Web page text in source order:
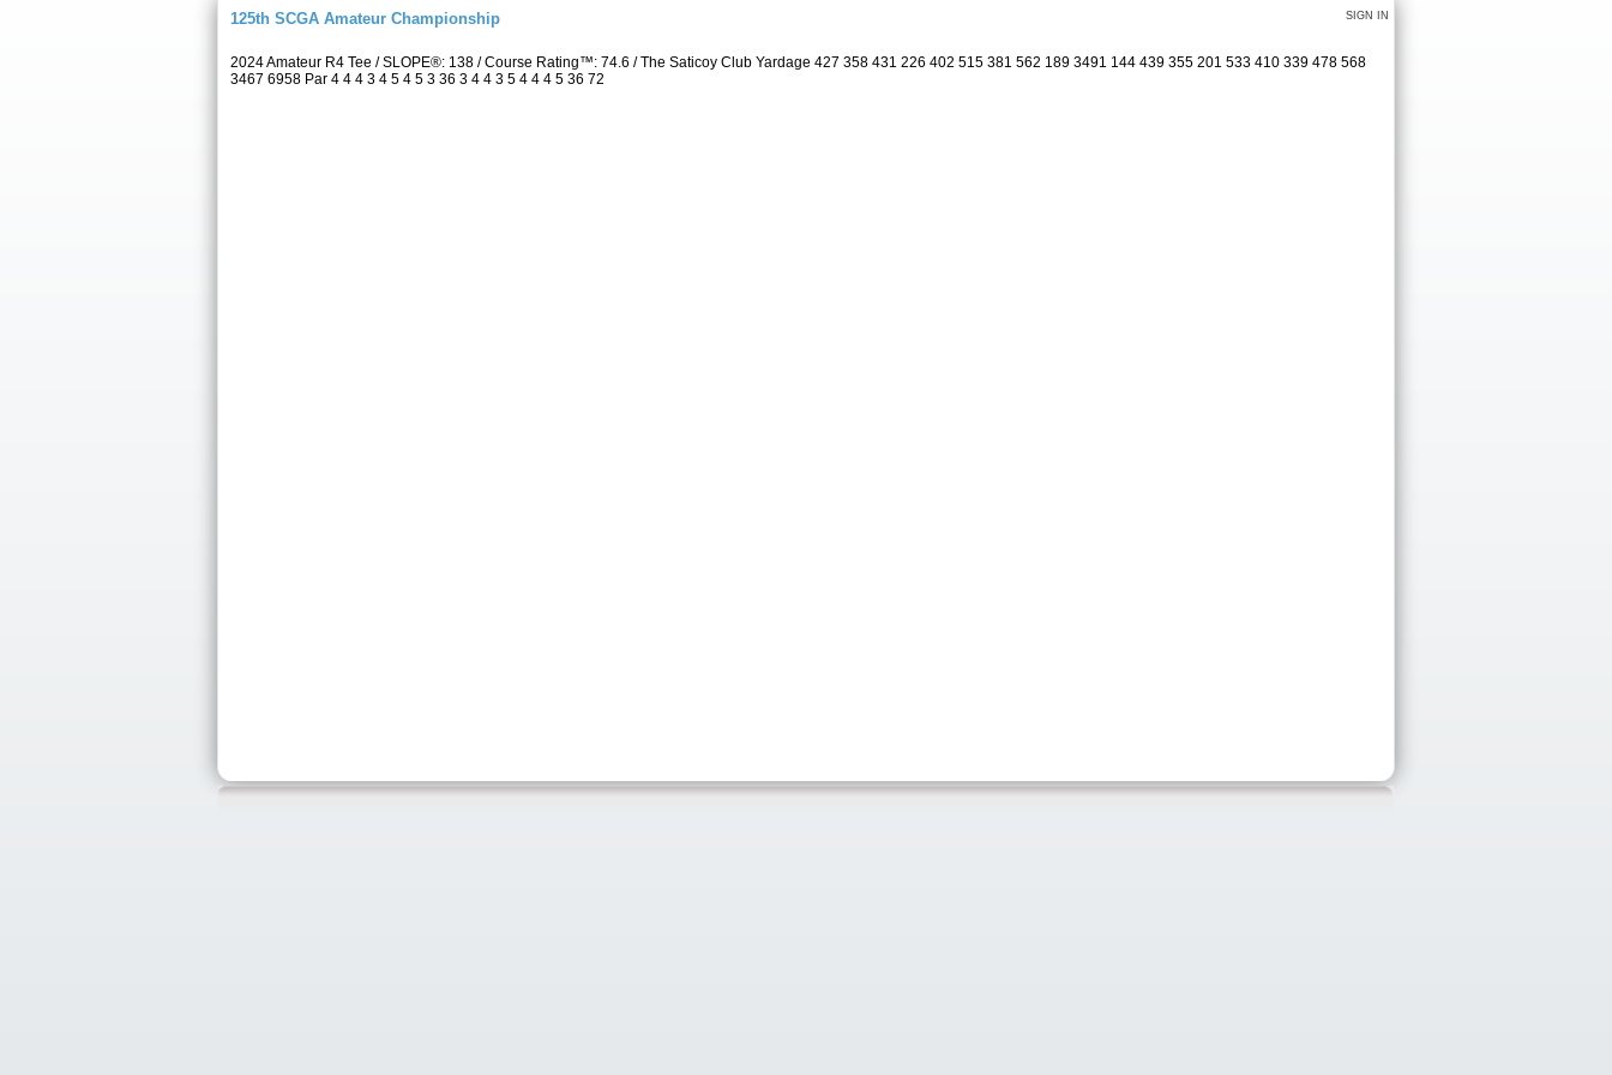
SIGN IN
125th SCGA Amateur Championship
2024 Amateur R4 Tee / SLOPE®: 138 / Course Rating™: 74.6 / The Saticoy Club Yardage 427 358 431 226 402 515 381 562 189 3491 144 439 355 201 533 410 339 478 568
3467 6958 Par 4 4 4 3 4 5 4 5 3 36 3 4 4 3 5 4 4 4 5 36 72